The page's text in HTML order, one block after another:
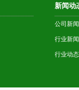
新闻动
公司新闻
行业新闻
行业动态